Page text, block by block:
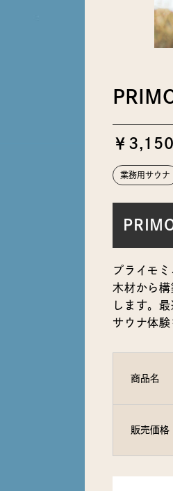
￥
業務用サウナ
プライモ
木材から
します。
サウナ体験
商品名
販売価格